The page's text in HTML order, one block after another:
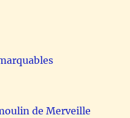
de Merveille